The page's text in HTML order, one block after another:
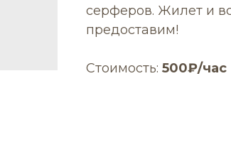
серферов. Жилет и
предоставим!
Стоимость: 500₽/час